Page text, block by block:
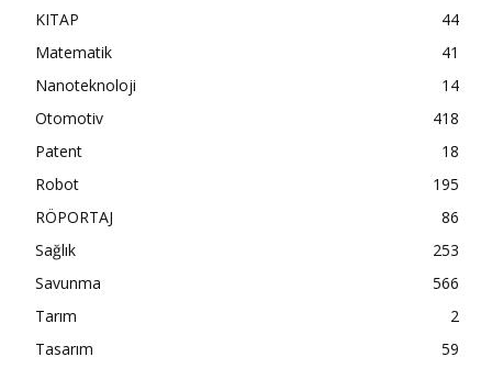
KITAP
44
Matematik
41
Nanoteknoloji
14
Otomotiv
418
Patent
18
Robot
195
RÖPORTAJ
86
Sağlık
253
Savunma
566
Tarım
2
Tasarım
59